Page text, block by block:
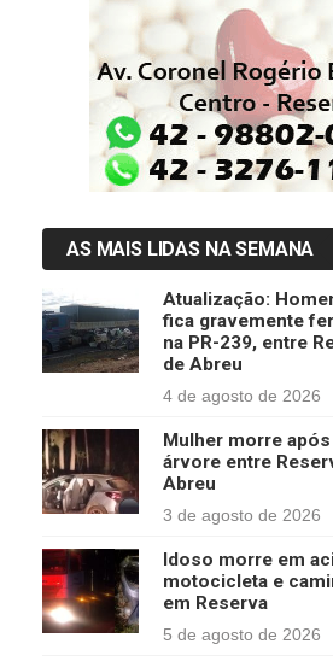
AS MAIS LIDAS NA SEMANA
Atualização:
fica gravemente
na PR-239, entre
de Abreu
4 de agosto de 2026
Mulher morre
árvore entre
Abreu
3 de agosto de 2026
Idoso morre em
motocicleta e
em Reserva
5 de agosto de 2026